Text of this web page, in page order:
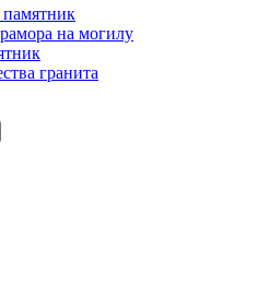
памятник
на могилу
гранита